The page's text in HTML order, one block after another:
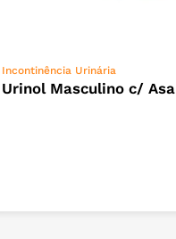
ADICIONAR
Incontinência Urinária
Urinol Masculino c/ Asa